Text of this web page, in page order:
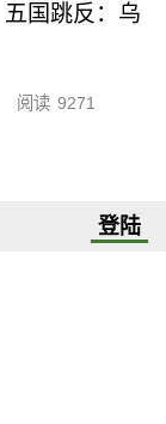
国跳反：乌
阅读 9271
登陆